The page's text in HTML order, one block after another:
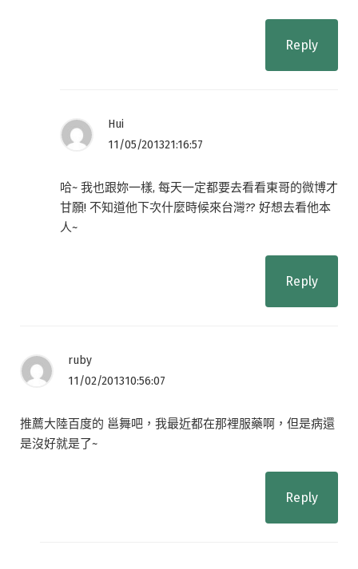
Reply
Hui
11/05/201321:16:57
哈~ 我也跟妳一樣, 每天一定都要去看看東哥的微博才
甘願! 不知道他下次什麼時候來台灣?? 好想去看他本
人~
Reply
ruby
11/02/201310:56:07
推薦大陸百度的 邕舞吧，我最近都在那裡服藥啊，但是病還
是沒好就是了~
Reply